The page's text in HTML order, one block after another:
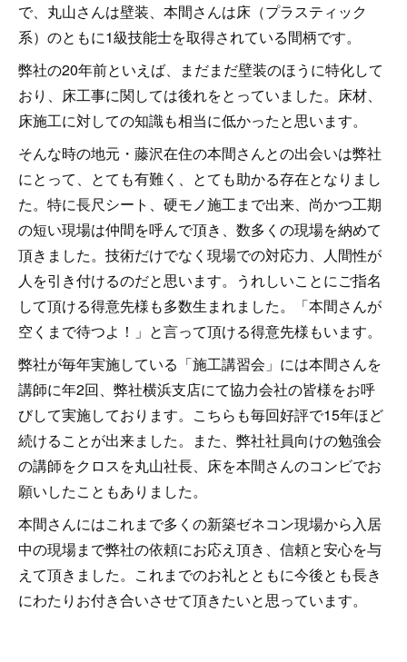
で、丸山さんは壁装、本間さんは床（プラスティック
系）のともに1級技能士を取得されている間柄です。
弊社の20年前といえば、まだまだ壁装のほうに特化して
おり、床工事に関しては後れをとっていました。床材、
床施工に対しての知識も相当に低かったと思います。
そんな時の地元・藤沢在住の本間さんとの出会いは弊社
にとって、とても有難く、とても助かる存在となりまし
た。特に長尺シート、硬モノ施工まで出来、尚かつ工期
の短い現場は仲間を呼んで頂き、数多くの現場を納めて
頂きました。技術だけでなく現場での対応力、人間性が
人を引き付けるのだと思います。うれしいことにご指名
して頂ける得意先様も多数生まれました。「本間さんが
空くまで待つよ！」と言って頂ける得意先様もいます。
弊社が毎年実施している「施工講習会」には本間さんを
講師に年2回、弊社横浜支店にて協力会社の皆様をお呼
びして実施しております。こちらも毎回好評で15年ほど
続けることが出来ました。また、弊社社員向けの勉強会
の講師をクロスを丸山社長、床を本間さんのコンビでお
願いしたこともありました。
本間さんにはこれまで多くの新築ゼネコン現場から入居
中の現場まで弊社の依頼にお応え頂き、信頼と安心を与
えて頂きました。これまでのお礼とともに今後とも長き
にわたりお付き合いさせて頂きたいと思っています。